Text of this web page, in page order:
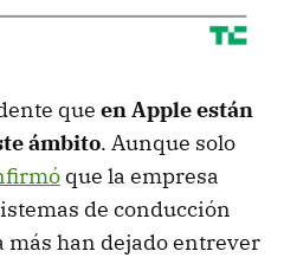
que en Apple están
ámbito. Aunque solo
que la empresa
de conducción
más han dejado entrever